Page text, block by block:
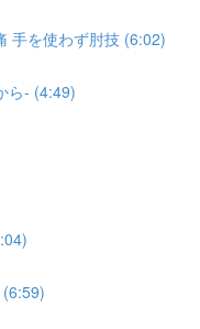
手を使わず肘技 (6:02)
ら- (4:49)